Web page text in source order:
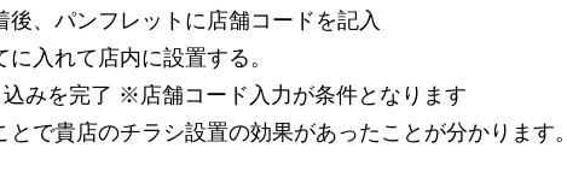
、パンフレットに店舗コードを記入
入れて店内に設置する。
みを完了 ※店舗コード入力が条件となります
で貴店のチラシ設置の効果があったことが分かります。